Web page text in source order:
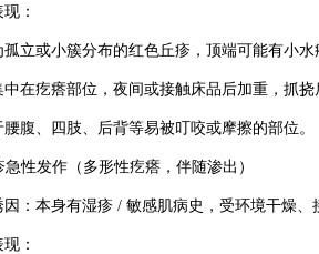
：
孤立或小簇分布的红色丘疹，顶端可能有小水
中在疙瘩部位，夜间或接触床品后加重，抓挠
腹、四肢、后背等易被叮咬或摩擦的部位。
急性发作（多形性疙瘩，伴随渗出）
因：本身有湿疹 / 敏感肌病史，受环境干燥
：